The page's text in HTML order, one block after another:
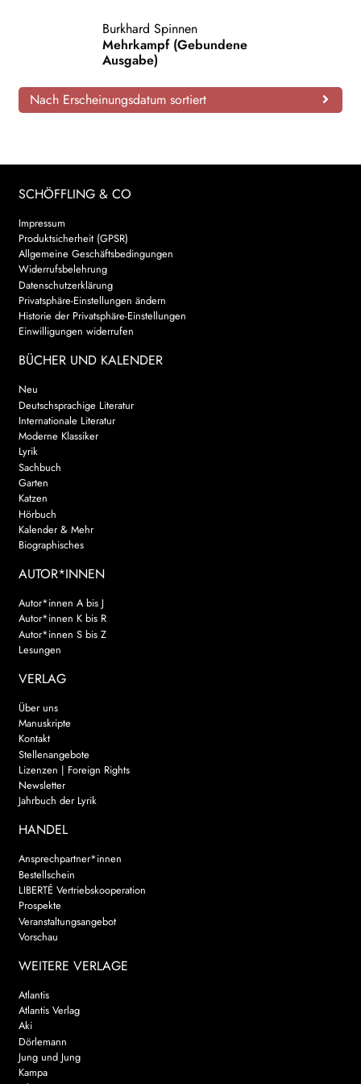
NEWSLETTER
WEITERE VERLAGE
Burkhard Spinnen
Mehrkampf (Gebundene
Ausgabe)
Nach Erscheinungsdatum sortiert
SCHÖFFLING & CO
Impressum
Produktsicherheit (GPSR)
Allgemeine Geschäftsbedingungen
Widerrufsbelehrung
Datenschutzerklärung
Privatsphäre-Einstellungen ändern
Historie der Privatsphäre-Einstellungen
Einwilligungen widerrufen
BÜCHER UND KALENDER
Neu
Deutschsprachige Literatur
Internationale Literatur
Moderne Klassiker
Lyrik
Sachbuch
Garten
Katzen
Hörbuch
Kalender & Mehr
Biographisches
AUTOR*INNEN
Autor*innen A bis J
Autor*innen K bis R
Autor*innen S bis Z
Lesungen
VERLAG
Über uns
Manuskripte
Kontakt
Stellenangebote
Lizenzen | Foreign Rights
Newsletter
Jahrbuch der Lyrik
HANDEL
Ansprechpartner*innen
Bestellschein
LIBERTÉ Vertriebskooperation
Prospekte
Veranstaltungsangebot
Vorschau
WEITERE VERLAGE
Atlantis
Atlantis Verlag
Aki
Dörlemann
Jung und Jung
Kampa